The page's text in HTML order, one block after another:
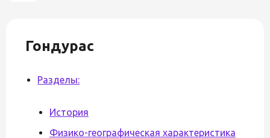
Гондурас
Разделы:
История
Физико-географическая характеристика